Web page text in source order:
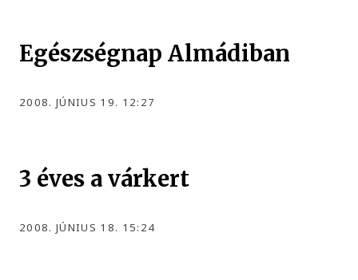
Egészségnap Almádiban
2008. JÚNIUS 19. 12:27
3 éves a várkert
2008. JÚNIUS 18. 15:24